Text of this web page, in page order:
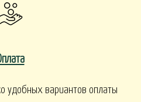
удобных вариантов оплаты